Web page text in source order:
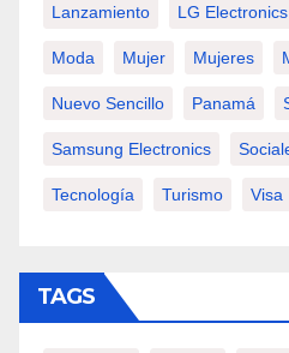
Lanzamiento LG Electronics
Moda Mujer Mujeres
Nuevo Sencillo Panamá
Samsung Electronics
Tecnología Turismo Visa
TAGS